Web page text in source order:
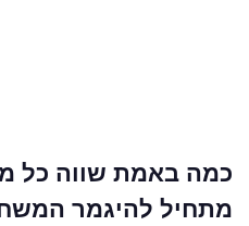
כמה באמת שווה כל
מתחיל להיגמר